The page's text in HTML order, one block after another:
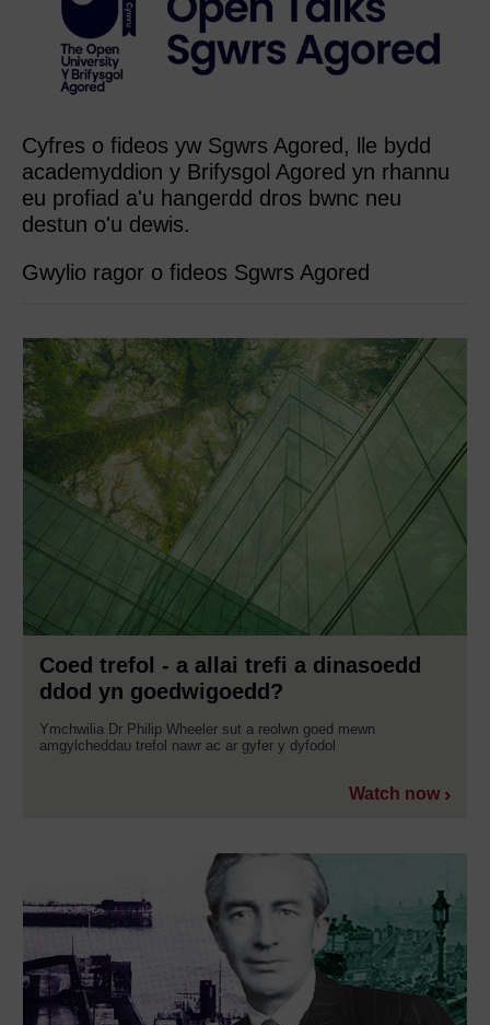
Cyfres o fideos yw Sgwrs Agored, lle bydd
academyddion y Brifysgol Agored yn rhannu
eu profiad a'u hangerdd dros bwnc neu
destun o'u dewis.
Gwylio ragor o fideos Sgwrs Agored
Coed trefol - a allai trefi a dinasoedd
ddod yn goedwigoedd?
Ymchwilia Dr Philip Wheeler sut a reolwn goed mewn
amgylcheddau trefol nawr ac ar gyfer y dyfodol
Watch now